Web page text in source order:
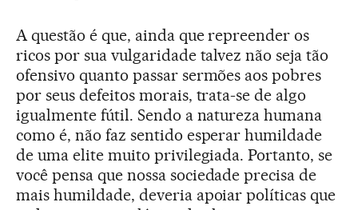
A questão é que, ainda que repreender os
ricos por sua vulgaridade talvez não seja tão
ofensivo quanto passar sermões aos pobres
por seus defeitos morais, trata-se de algo
igualmente fútil. Sendo a natureza humana
como é, não faz sentido esperar humildade
de uma elite muito privilegiada. Portanto, se
você pensa que nossa sociedade precisa de
mais humildade, deveria apoiar políticas que